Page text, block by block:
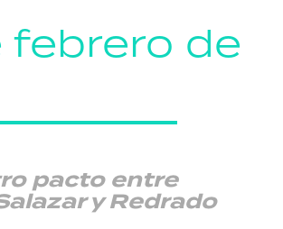
febrero de
pacto entre
y Redrado